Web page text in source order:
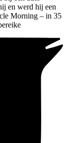
en werd hij een
Morning – in 35